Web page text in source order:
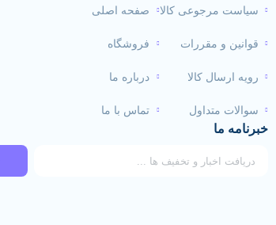
سیاست مرجوعی کالا
قوانین و مقررات
رویه ارسال کالا
سوالات متداول
صفحه اصلی
فروشگاه
درباره ما
تماس با ما
خبرنامه ما